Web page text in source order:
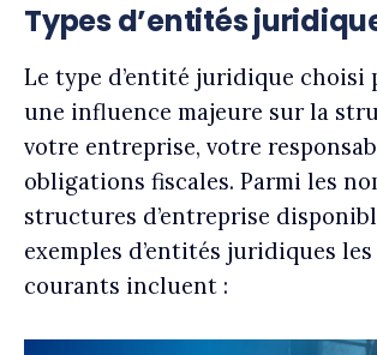
Types d’entités
Le type d’entité juridique choisi
une influence majeure sur la
votre entreprise, votre
obligations fiscales. Parmi les
structures d’entreprise
exemples d’entités juridiques
courants incluent :